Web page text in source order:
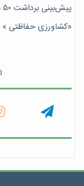
پیش‎‌بینی برداشت ۵۰ هزار تن هلو از باغات چهارمحال و بختیاری
«کشاورزی حفاظتی »